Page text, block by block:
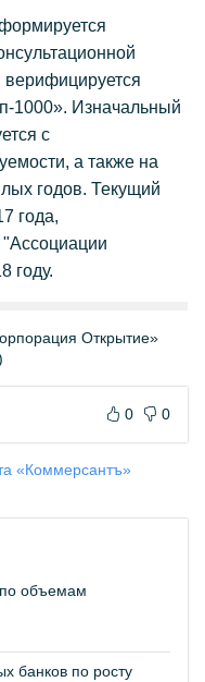
1000». Изначальный
c
а также на
годов. Текущий
года,
году.
Открытие»
0 0
«Коммерсантъ»
по объемам
банков по росту